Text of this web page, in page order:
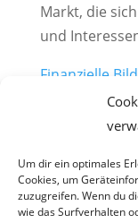
Um dir ein optimales
Cookies, um
zuzugreifen. Wenn du
wie das Surfverhalten
Markt, die
und
Finanzielle
einem dabei
erreichen
investiert,
oder